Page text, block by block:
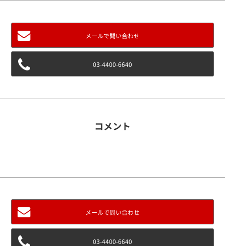
パッケージカー
パッケージカーとは？
LINE UP
依頼フロー
会社概要
メールで問い合わせ
03-4400-6640
コメント
メールで問い合わせ
03-4400-6640